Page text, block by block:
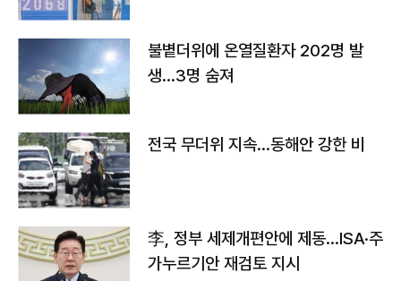
불볕더위에 온열질환자 202명 발
생…3명 숨져
전국 무더위 지속…동해안 강한 비
李, 정부 세제개편안에 제동…ISA·주
가누르기안 재검토 지시